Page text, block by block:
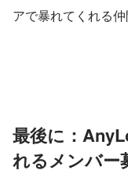
アで暴れてくれる
最後に：
れるメンバー